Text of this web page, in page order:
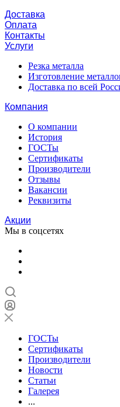
Доставка
Оплата
Контакты
Услуги
Резка металла
Изготовление
Доставка по всей
Компания
О компании
История
ГОСТы
Сертификаты
Производители
Отзывы
Вакансии
Реквизиты
Акции
Мы в соцсетях
ГОСТы
Сертификаты
Производители
Новости
Статьи
Галерея
...